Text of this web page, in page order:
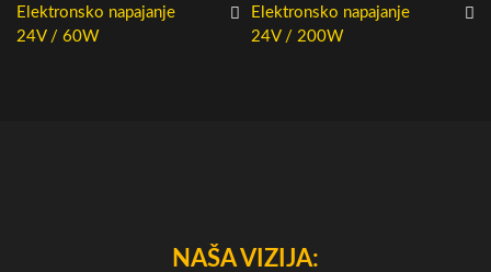
Elektronsko napajanje
24V / 60W
Elektronsko napajanje
24V / 200W
NAŠA VIZIJA: